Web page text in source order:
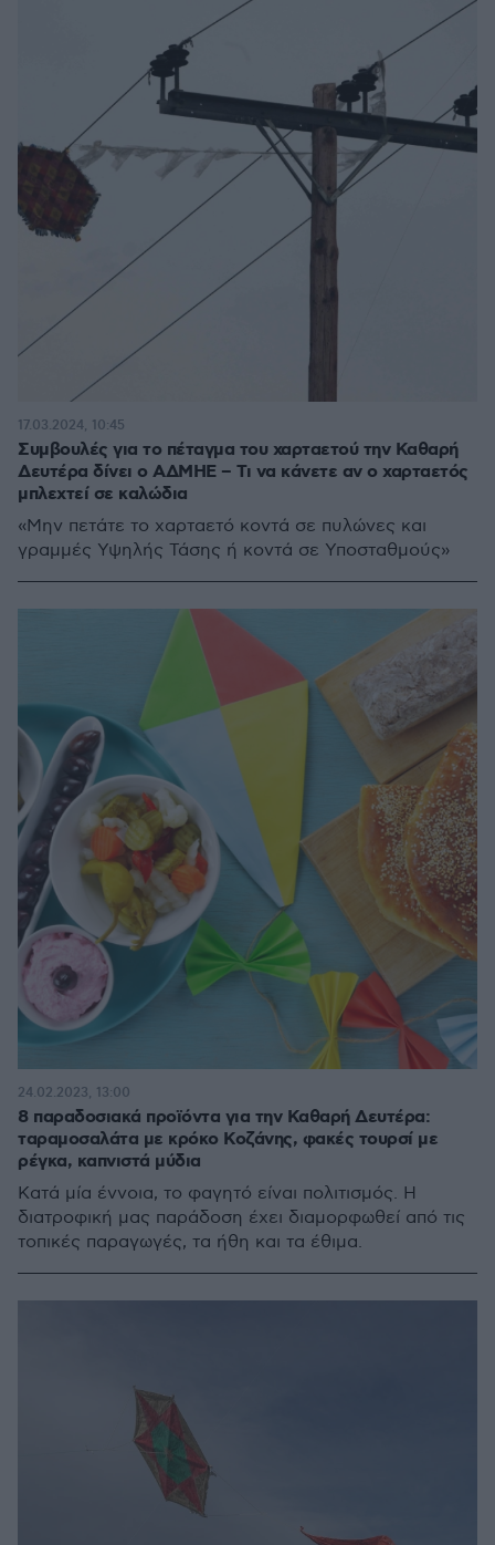
Συμβουλές για το πέταγμα του χαρταετού την Καθαρή
Δευτέρα δίνει ο ΑΔΜΗΕ – Τι να κάνετε αν ο χαρταετός
μπλεχτεί σε καλώδια
«Μην πετάτε το χαρταετό κοντά σε πυλώνες και
γραμμές Υψηλής Τάσης ή κοντά σε Υποσταθμούς»
17.03.2024, 10:45
8 παραδοσιακά προϊόντα για την Καθαρή Δευτέρα:
ταραμοσαλάτα με κρόκο Κοζάνης, φακές τουρσί με
ρέγκα, καπνιστά μύδια
Κατά μία έννοια, το φαγητό είναι πολιτισμός. Η
διατροφική μας παράδοση έχει διαμορφωθεί από τις
τοπικές παραγωγές, τα ήθη και τα έθιμα.
24.02.2023, 13:00